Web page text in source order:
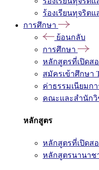
ร้องเรียนทุจริต
การศึกษา
ย้อนกลับ
การศึกษา
หลักสูตรที่เปิดส
สมัครเข้าศึกษา
ค่าธรรมเนียมก
คณะและสำนักวิ
หลักสูตร
หลักสูตรที่เปิดส
หลักสูตรนานาช